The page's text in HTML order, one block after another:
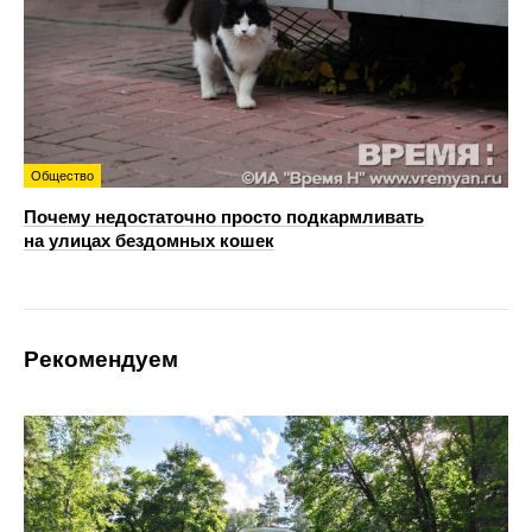
Общество
Почему недостаточно просто подкармливать
на улицах бездомных кошек
Рекомендуем